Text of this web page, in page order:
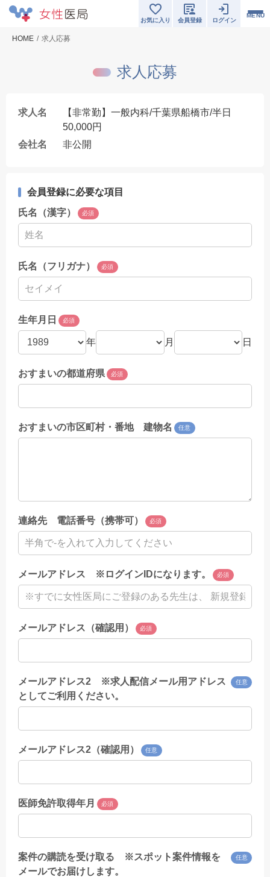
MENU
お気に入り 会員登録 ログイン
HOME 求人応募
求人応募
求人名
【非常勤】一般内科/千葉県船橋市/半日
50,000円
会社名
非公開
会員登録に必要な項目
氏名（漢字）
必須
氏名（フリガナ） 必須
生年月日 必須
年 月 日
おすまいの都道府県 必須
おすまいの市区町村・番地 建物名 任意
連絡先 電話番号（携帯可） 必須
メールアドレス ※ログインIDになります。 必須
メールアドレス（確認用） 必須
メールアドレス2 ※求人配信メール用アドレス
としてご利用ください。
任意
メールアドレス2（確認用） 任意
医師免許取得年月 必須
案件の購読を受け取る ※スポット案件情報を
メールでお届けします。
任意